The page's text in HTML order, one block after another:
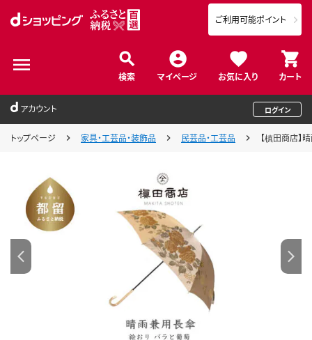
検索 マイページ お気に入り カート
ご利用可能ポイント
アカウント ログイン
トップページ 家具・工芸品・装飾品 民芸品・工芸品 【槙田商店